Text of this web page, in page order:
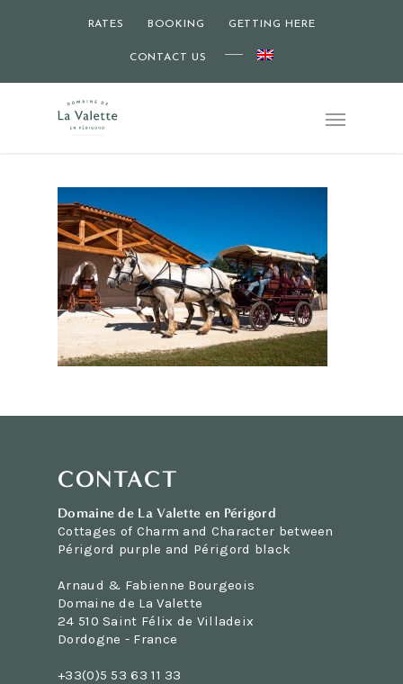
RATES BOOKING GETTING HERE
CONTACT US
CONTACT
Domaine de La Valette en Périgord
Cottages of Charm and Character between
Périgord purple and Périgord black
Arnaud & Fabienne Bourgeois
Domaine de La Valette
24 510 Saint Félix de Villadeix
Dordogne - France
+33(0)5 53 63 11 33